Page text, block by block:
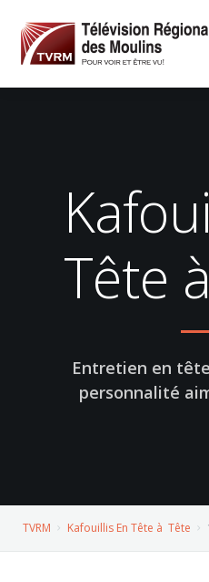
Tête
Entretien en
personnalité
TVRM Kafouillis En Tête à Tête